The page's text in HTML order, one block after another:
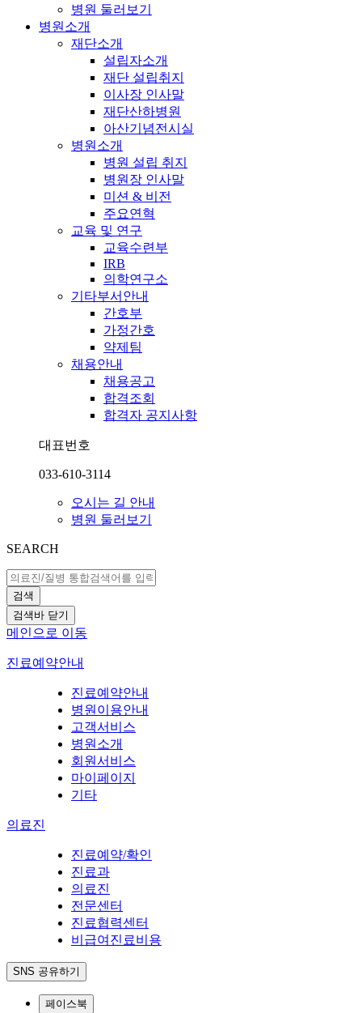
병원 둘러보기
병원소개
재단소개
설립자소개
재단 설립취지
이사장 인사말
재단산하병원
아산기념전시실
병원소개
병원 설립 취지
병원장 인사말
미션 & 비전
주요연혁
교육 및 연구
교육수련부
IRB
의학연구소
기타부서안내
간호부
가정간호
약제팀
채용안내
채용공고
합격조회
합격자 공지사항
대표번호
033-610-3114
오시는 길 안내
병원 둘러보기
SEARCH
검색
검색바 닫기
메인으로 이동
진료예약안내
진료예약안내
병원이용안내
고객서비스
병원소개
회원서비스
마이페이지
기타
의료진
진료예약/확인
진료과
의료진
전문센터
진료협력센터
비급여진료비용
SNS 공유하기
페이스북